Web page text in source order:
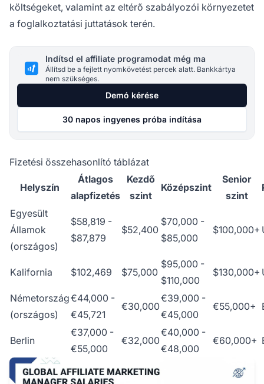
költségeket, valamint az eltérő szabályozói környezetet
a foglalkoztatási juttatások terén.
Indítsd el affiliate programodat még ma
Állítsd be a fejlett nyomkövetést percek alatt. Bankkártya
nem szükséges.
Demó kérése
30 napos ingyenes próba indítása
Fizetési összehasonlító táblázat
Helyszín
Átlagos
alapfizetés
Kezdő
szint
Középszint
Senior
szint
Egyesült
Államok
(országos)
$58,819 -
$87,879
$52,400
$70,000 -
$85,000
$100,000+
Kalifornia $102,469 $75,000
$95,000 -
$110,000
$130,000+
Németország
(országos)
€44,000 -
€45,721
€30,000
€39,000 -
€45,000
€55,000+
Berlin
€37,000 -
€55,000
€32,000
€40,000 -
€48,000
€60,000+